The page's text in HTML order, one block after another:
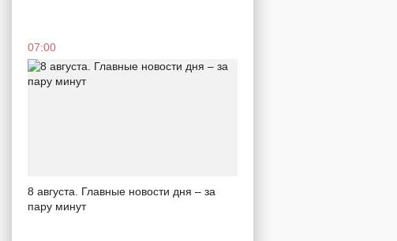
07:00
8 августа. Главные новости дня – за
пару минут